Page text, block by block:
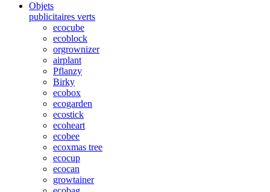
Objets
publicitaires verts
ecocube
ecoblock
orgrownizer
airplant
Pflanzy
Birky
ecobox
ecogarden
ecostick
ecoheart
ecobee
ecoxmas tree
ecocup
ecocan
growtainer